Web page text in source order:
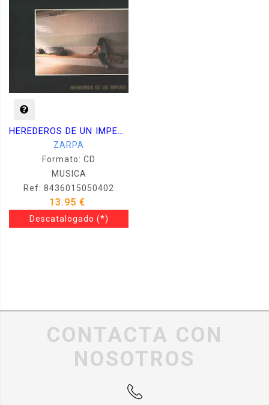
HEREDEROS DE UN IMPERIO
ZARPA
Formato: CD
MUSICA
Ref: 8436015050402
13.95 €
Descatalogado (*)
CONTACTA CON
NOSOTROS